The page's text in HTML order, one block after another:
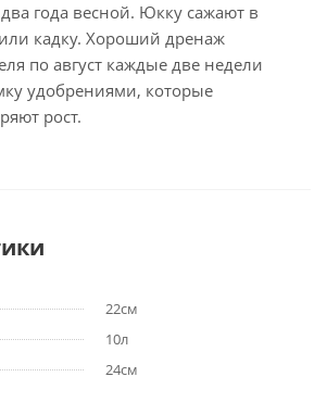
года весной. Юкку сажают в
кадку. Хороший дренаж
по август каждые две недели
удобрениями, которые
рост.
22см
10л
24см